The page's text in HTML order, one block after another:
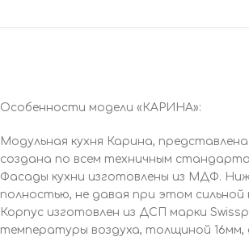
Особенности модели «КАРИНА»:
Модульная кухня Карина,
создана по всем техничным
Фасады кухни изготовлены из МДФ.
полностью, не давая при этом сильной
Корпус изготовлен из ДСП марки
температуры воздуха, толщиной